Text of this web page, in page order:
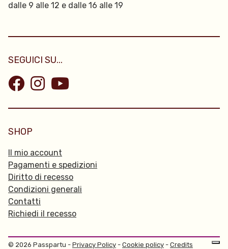
dalle 9 alle 12 e dalle 16 alle 19
SEGUICI SU...
SHOP
Il mio account
Pagamenti e spedizioni
Diritto di recesso
Condizioni generali
Contatti
Richiedi il recesso
© 2026 Passpartu - Privacy Policy - Cookie policy - Credits